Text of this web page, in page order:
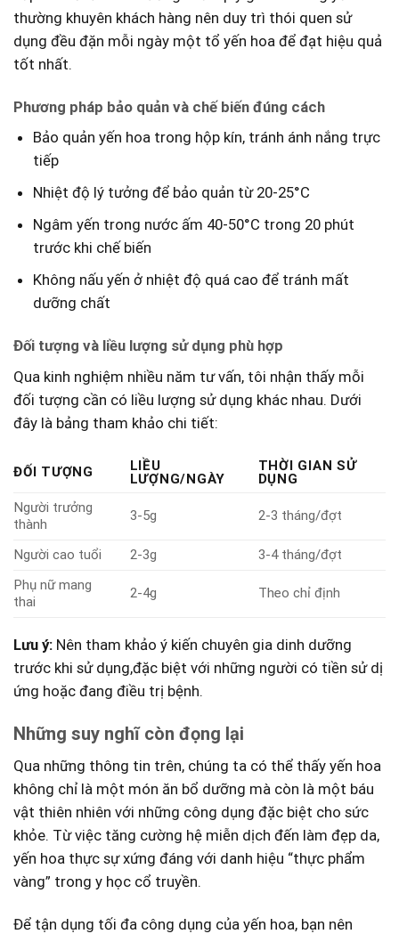
thường khuyên khách hàng nên ⁢duy trì thói quen sử
dụng đều đặn mỗi ngày một ​tổ yến hoa để⁣ đạt hiệu quả
tốt⁤ nhất.
Phương pháp bảo quản và⁤ chế⁣ biến ‍đúng cách
Bảo quản⁢ yến hoa trong hộp kín, tránh ⁣ánh ‍nắng trực
tiếp
Nhiệt độ lý⁢ tưởng để bảo‍ quản từ ⁢20-25°C
Ngâm yến trong ‌nước ấm 40-50°C trong⁤ 20 phút
trước‌ khi chế biến
Không nấu⁣ yến ở nhiệt độ quá cao​ để tránh mất
dưỡng⁣ chất
Đối tượng và liều lượng sử dụng phù hợp
Qua kinh nghiệm nhiều năm tư vấn, tôi nhận thấy⁣ mỗi
⁣đối tượng cần có ⁢liều lượng sử dụng ​khác nhau. Dưới
đây ⁢là bảng tham khảo chi tiết:
ĐỐI TƯỢNG
LIỀU
LƯỢNG/NGÀY
THỜI GIAN SỬ
DỤNG
Người trưởng
thành
3-5g 2-3​ tháng/đợt
Người cao tuổi 2-3g
3-4 tháng/đợt
Phụ nữ‍ mang
thai
2-4g Theo chỉ định
Lưu ý: Nên tham khảo ý⁢ kiến chuyên ⁣gia dinh ⁢dưỡng
trước khi sử ⁤dụng,đặc biệt với những người có tiền sử ⁢dị⁤
ứng hoặc đang‌ điều trị ⁢bệnh. ⁢
Những suy nghĩ còn đọng‍ lại
Qua những thông tin trên, chúng ta có thể thấy yến ​hoa
không chỉ là một món ăn bổ dưỡng mà​ còn là một báu
vật thiên nhiên với những ⁤công ‌dụng đặc biệt cho sức
⁤khỏe. Từ việc tăng cường ‍hệ miễn dịch đến làm đẹp da,
yến hoa thực sự xứng đáng với danh ⁣hiệu “thực​ phẩm
vàng” trong y⁢ học‍ cổ truyền.
Để tận dụng tối đa công dụng của yến hoa, bạn nên